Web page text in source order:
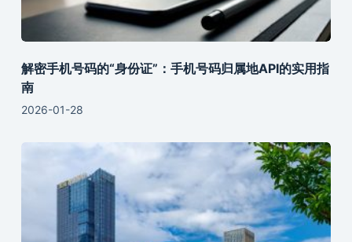
解密手机号码的“身份证”：手机号码归属地API的实用指
南
2026-01-28